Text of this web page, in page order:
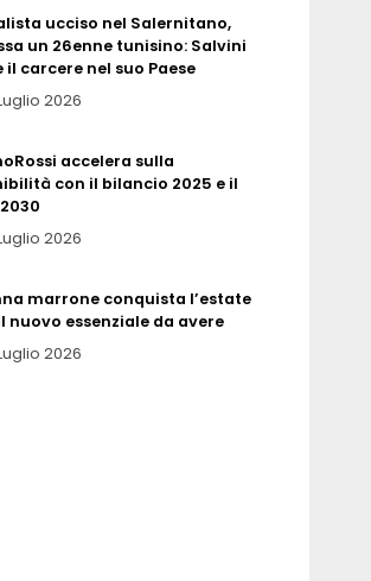
ucciso nel Salernitano,
un 26enne tunisino: Salvini
il carcere nel suo Paese
2026
accelera sulla
con il bilancio 2025 e il
2026
marrone conquista l’estate
nuovo essenziale da avere
2026